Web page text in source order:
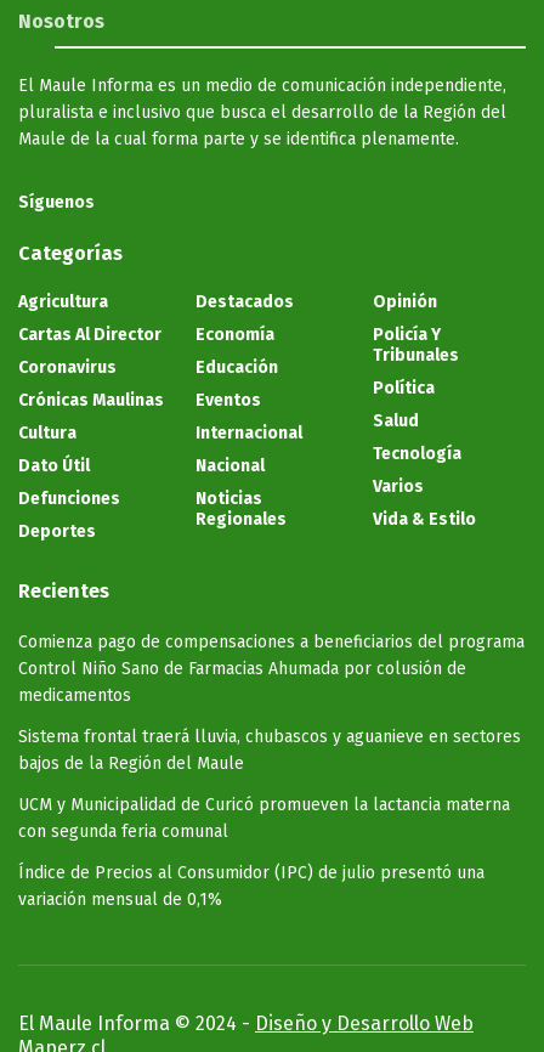
Nosotros
El Maule Informa es un medio de comunicación independiente,
pluralista e inclusivo que busca el desarrollo de la Región del
Maule de la cual forma parte y se identifica plenamente.
Síguenos
Categorías
Agricultura
Cartas Al Director
Coronavirus
Crónicas Maulinas
Cultura
Dato Útil
Defunciones
Deportes
Destacados
Economía
Educación
Eventos
Internacional
Nacional
Noticias
Regionales
Opinión
Policía Y
Tribunales
Política
Salud
Tecnología
Varios
Vida & Estilo
Recientes
Comienza pago de compensaciones a beneficiarios del programa
Control Niño Sano de Farmacias Ahumada por colusión de
medicamentos
Sistema frontal traerá lluvia, chubascos y aguanieve en sectores
bajos de la Región del Maule
UCM y Municipalidad de Curicó promueven la lactancia materna
con segunda feria comunal
Índice de Precios al Consumidor (IPC) de julio presentó una
variación mensual de 0,1%
El Maule Informa © 2024 - Diseño y Desarrollo Web